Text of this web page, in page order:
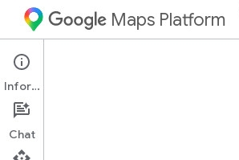
Maps Platform
Mobility Services
Descripción general
Información
Chat